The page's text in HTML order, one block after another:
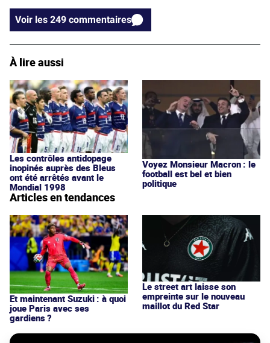
Voir les 249 commentaires
À lire aussi
Les contrôles antidopage
inopinés auprès des Bleus
ont été arrêtés avant le
Mondial 1998
Voyez Monsieur Macron : le
football est bel et bien
politique
Articles en tendances
Et maintenant Suzuki : à quoi
joue Paris avec ses
gardiens ?
Le street art laisse son
empreinte sur le nouveau
maillot du Red Star